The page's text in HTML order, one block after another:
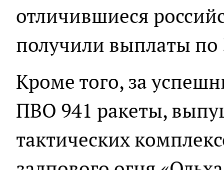
отличившиеся
получили выплаты по
Кроме того, за
ПВО 941 ракеты,
тактических